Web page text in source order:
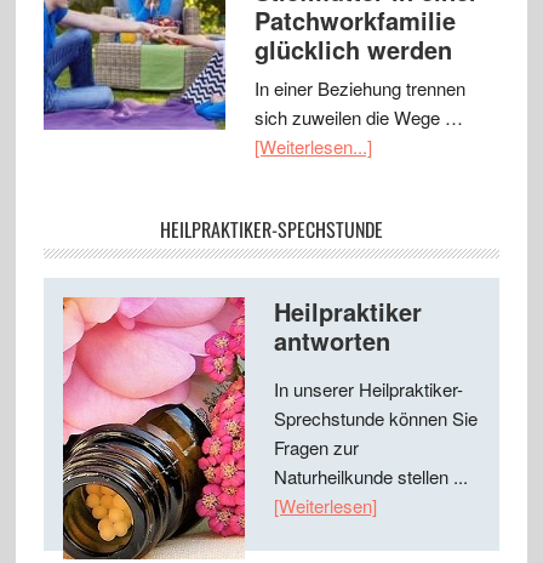
Patchworkfamilie
glücklich werden
In einer Beziehung trennen
sich zuweilen die Wege …
[Weiterlesen...]
HEILPRAKTIKER-SPECHSTUNDE
Heilpraktiker
antworten
In unserer Heilpraktiker-
Sprechstunde können Sie
Fragen zur
Naturheilkunde stellen ...
[Weiterlesen]